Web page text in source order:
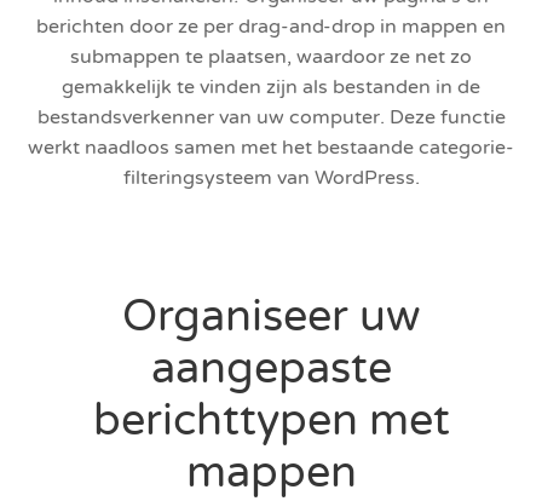
berichten door ze per drag-and-drop in mappen en
submappen te plaatsen, waardoor ze net zo
gemakkelijk te vinden zijn als bestanden in de
bestandsverkenner van uw computer. Deze functie
werkt naadloos samen met het bestaande categorie-
filteringsysteem van WordPress.
Organiseer uw
aangepaste
berichttypen met
mappen